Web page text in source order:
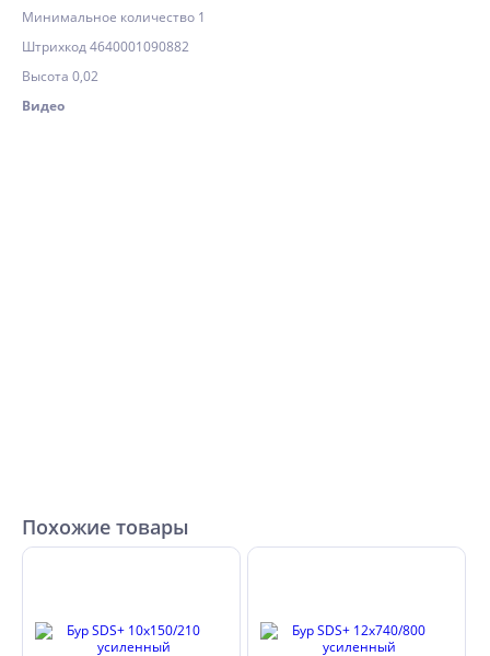
Минимальное количество 1
Штрихкод 4640001090882
Высота 0,02
Видео
Похожие товары